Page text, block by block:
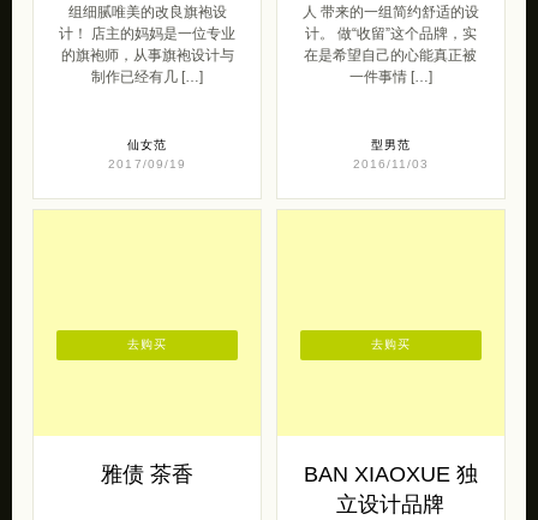
组细腻唯美的改良旗袍设
计！ 店主的妈妈是一位专业
的旗袍师，从事旗袍设计与
制作已经有几 […]
仙女范
2017/09/19
人 带来的一组简约舒适的设
计。 做“收留”这个品牌，实
在是希望自己的心能真正被
一件事情 […]
型男范
2016/11/03
雅债 茶香
去购买
BAN XIAOXUE 独
立设计品牌
去购买